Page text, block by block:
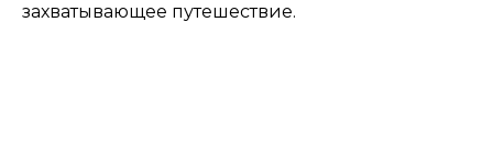
захватывающее путешествие.